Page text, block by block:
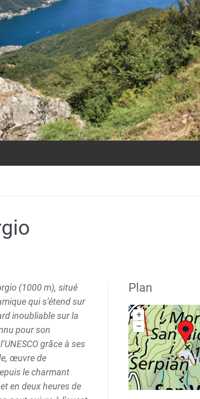
(1000 m), situé
qui s’étend sur
inoubliable sur la
pour son
grâce à ses
œuvre de
le charmant
en deux heures de
Plan
+
–